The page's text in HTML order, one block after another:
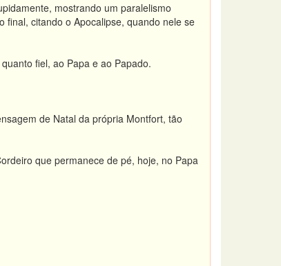
mostrando um paralelismo
final, citando o Apocalipse, quando nele se
fiel, ao Papa e ao Papado.
de Natal da própria Montfort, tão
que permanece de pé, hoje, no Papa